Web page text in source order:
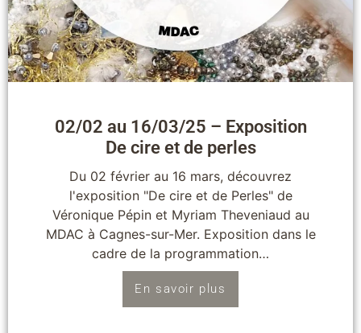
02/02 au 16/03/25 – Exposition
De cire et de perles
Du 02 février au 16 mars, découvrez
l'exposition "De cire et de Perles" de
Véronique Pépin et Myriam Theveniaud au
MDAC à Cagnes-sur-Mer. Exposition dans le
cadre de la programmation…
En savoir plus